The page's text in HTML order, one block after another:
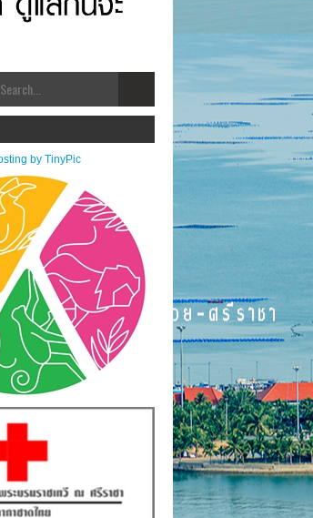
"สร้างสรรคฺ์ ดูแลกัน ทันเหตุการณ์" ***ประชาสัมพันธ์ข่าวสารส่ง